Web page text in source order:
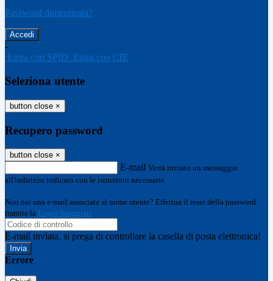
Password dimenticata?
-
Entra con SPID Entra con CIE
Seleziona utente
button close ×
Recupero password
button close ×
E-mail Verrà inviato un messaggio
all'indirizzo indicato con le istruzioni necessarie.
Non hai una e-mail associata al nome utente? Effettua il reset della password
tramite la Login Spaggiari
E-mail inviata, si prega di controllare la casella di posta elettronica!
Errore